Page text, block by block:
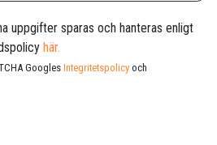
uppgifter sparas och hanteras enligt
här.
GooglesIntegritetspolicy och